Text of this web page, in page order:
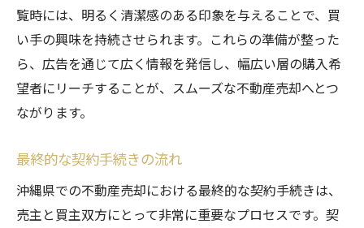
覧時には、明るく清潔感のある印象を与えることで、買
い手の興味を持続させられます。これらの準備が整った
ら、広告を通じて広く情報を発信し、幅広い層の購入希
望者にリーチすることが、スムーズな不動産売却へとつ
ながります。
最終的な契約手続きの流れ
沖縄県での不動産売却における最終的な契約手続きは、
売主と買主双方にとって非常に重要なプロセスです。契